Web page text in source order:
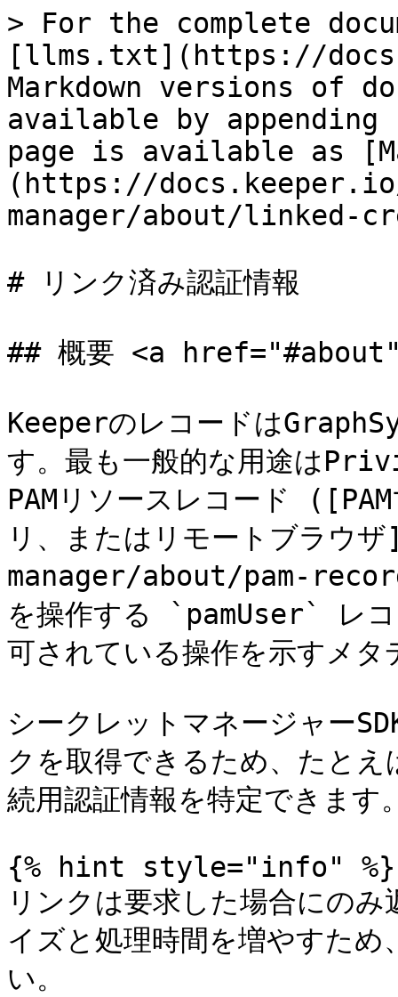
> For the complete
[llms.txt](https://
Markdown versions of
available by
page is available as
(https://
manager/about/linked-
# リンク済み認証情報
## 概要 <a
Keeperのレコードは
す。最も一般的な用途は
PAMリソースレコード
リ、またはリモートブラ
manager/about/pam-
を操作する `pamUser` レコ
可されている操作を示すメタ
シークレットマネージャー
クを取得できるため、たと
続用認証情報を特定できます
{% hint style="info" %}
リンクは要求した場合にの
イズと処理時間を増やすた
い。